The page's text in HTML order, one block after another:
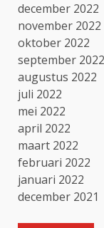
december 2022
november 2022
oktober 2022
september 2022
augustus 2022
juli 2022
mei 2022
april 2022
maart 2022
februari 2022
januari 2022
december 2021